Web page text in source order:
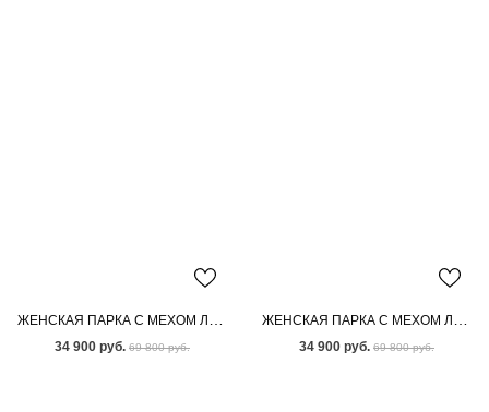
34 900 руб. 69 800 руб. 34 900 руб. 69 800 руб.